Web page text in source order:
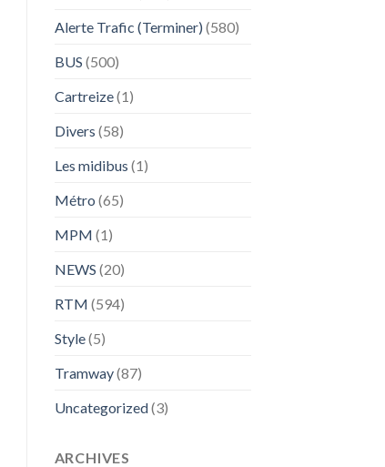
Alerte Trafic (Terminer) (580)
BUS (500)
Cartreize(1)
Divers (58)
Les midibus (1)
Métro (65)
MPM (1)
NEWS (20)
RTM (594)
Style(5)
Tramway(87)
Uncategorized(3)
ARCHIVES